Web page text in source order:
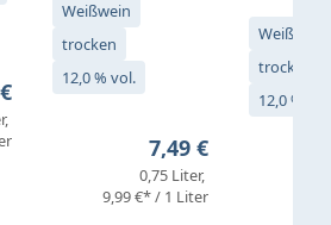
Preis:
Weißwein
trocken
12,0 % vol.
Regulärer Preis:
7,49 €
0,75 Liter
9,99 €* / 1 Liter
Weißwein
trocken
12,0 % vol.